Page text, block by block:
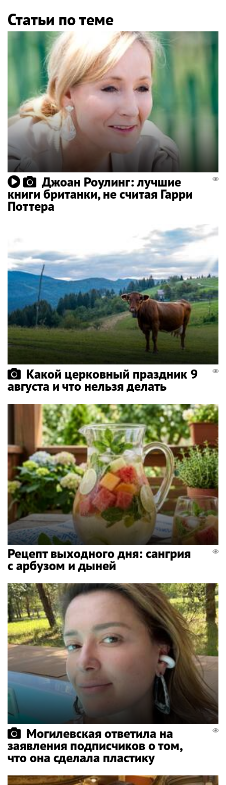
Статьи по теме
Джоан Роулинг: лучшие
книги британки, не считая Гарри
Поттера
Какой церковный праздник 9
августа и что нельзя делать
Рецепт выходного дня: сангрия
с арбузом и дыней
Могилевская ответила на
заявления подписчиков о том,
что она сделала пластику